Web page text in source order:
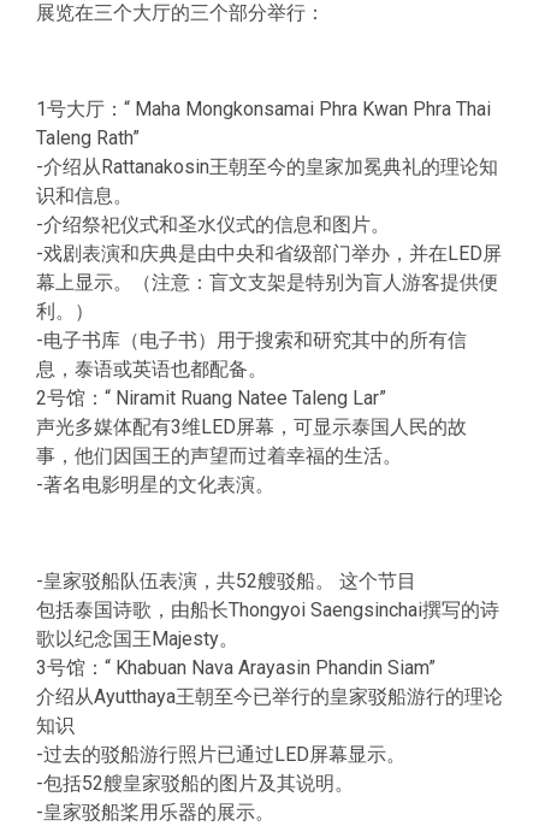
展览在三个大厅的三个部分举行：
1号大厅：“ Maha Mongkonsamai Phra Kwan Phra Thai
Taleng Rath”
-介绍从Rattanakosin王朝至今的皇家加冕典礼的理论知
识和信息。
-介绍祭祀仪式和圣水仪式的信息和图片。
-戏剧表演和庆典是由中央和省级部门举办，并在LED屏
幕上显示。（注意：盲文支架是特别为盲人游客提供便
利。）
-电子书库（电子书）用于搜索和研究其中的所有信
息，泰语或英语也都配备。
2号馆：“ Niramit Ruang Natee Taleng Lar”
声光多媒体配有3维LED屏幕，可显示泰国人民的故
事，他们因国王的声望而过着幸福的生活。
-著名电影明星的文化表演。
-皇家驳船队伍表演，共52艘驳船。 这个节目
包括泰国诗歌，由船长Thongyoi Saengsinchai撰写的诗
歌以纪念国王Majesty。
3号馆：“ Khabuan Nava Arayasin Phandin Siam”
介绍从Ayutthaya王朝至今已举行的皇家驳船游行的理论
知识
-过去的驳船游行照片已通过LED屏幕显示。
-包括52艘皇家驳船的图片及其说明。
-皇家驳船桨用乐器的展示。